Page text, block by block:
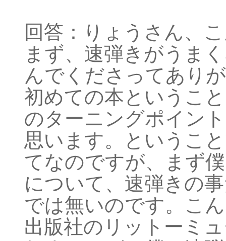
回答：りょうさん、
まず、速弾きがうま
んでくださってあり
初めての本というこ
のターニングポイン
思います。というこ
てなのですが、まず
について、速弾きの
では無いのです。こ
出版社のリットーミ